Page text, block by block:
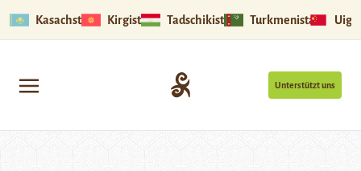
Kasachstan Kirgistan Tadschikistan Turkmenistan
Unterstützt uns